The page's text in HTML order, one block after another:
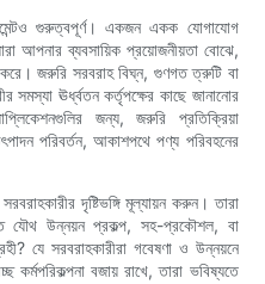
গুরুত্বপূর্ণ। একজন একক যোগাযোগ
আপনার ব্যবসায়িক প্রয়োজনীয়তা বোঝে,
করে। জরুরি সরবরাহ বিঘ্ন, গুণগত ত্রুটি বা
ঊর্ধ্বতন কর্তৃপক্ষের কাছে জানানোর
জন্য, জরুরি প্রতিক্রিয়া
পরিবর্তন, আকাশপথে পণ্য পরিবহনের
দৃষ্টিভঙ্গি মূল্যায়ন করুন। তারা
যৌথ উন্নয়ন প্রকল্প, সহ-প্রকৌশল, বা
যে সরবরাহকারীরা গবেষণা ও উন্নয়নে
বজায় রাখে, তারা ভবিষ্যতে